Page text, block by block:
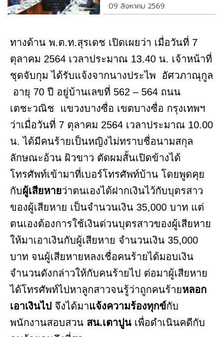
09 สิงหาคม 2569
ทางด้าน พ.ต.ท.สุรเดช เปิดเผยว่า เมื่อวันที่ 7
ตุลาคม 2564 เวลาประมาณ 13.40 น. เจ้าหน้าที่
ชุดจับกุม ได้รับแจ้งจากนางประไพ อัศวภาณุกูล
อายุ 70 ปี อยู่บ้านเลขที่ 562 – 564 ถนน
เตชะวณิช แขวงบางซื่อ เขตบางซื่อ กรุงเทพฯ
ว่าเมื่อวันที่ 7 ตุลาคม 2564 เวลาประมาณ 10.00
น. ได้มีคนร้ายเป็นหญิงไม่ทราบชื่อนามสกุล
ลักษณะอ้วน ผิวขาว ตัดผมสั้นเปิดข้างได้
โทรศัพท์เข้ามาที่เบอร์โทรศัพท์บ้าน โดยพูดคุย
กับผู้เสียหายว่าตนเองได้ฝากเงินไว้กับบุตรสาว
ของผู้เสียหาย เป็นจำนวนเงิน 35,000 บาท แต่
ตนเองต้องการใช้เงินด่วนบุตรสาวของผู้เสียหาย
ให้มาเอาเงินกับผู้เสียหาย จำนวนเงิน 35,000
บาท จนผู้เสียหายหลงเชื่อคนร้ายได้มอบเงิน
จำนวนดังกล่าวให้กับคนร้ายไป ต่อมาผู้เสียหาย
ได้โทรศัพท์ไปหาลูกสาวจนรู้ว่าถูกคนร้ายหลอก
เอาเงินไป จึงได้มาแจ้งความร้องทุกข์กับ
พนักงานสอบสวน สน.เตาปูน เพื่อดำเนินคดีกับ